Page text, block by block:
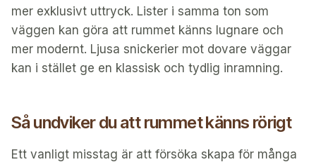
mer exklusivt uttryck. Lister i samma ton som
väggen kan göra att rummet känns lugnare och
mer modernt. Ljusa snickerier mot dovare väggar
kan i stället ge en klassisk och tydlig inramning.
Så undviker du att rummet känns rörigt
Ett vanligt misstag är att försöka skapa för många